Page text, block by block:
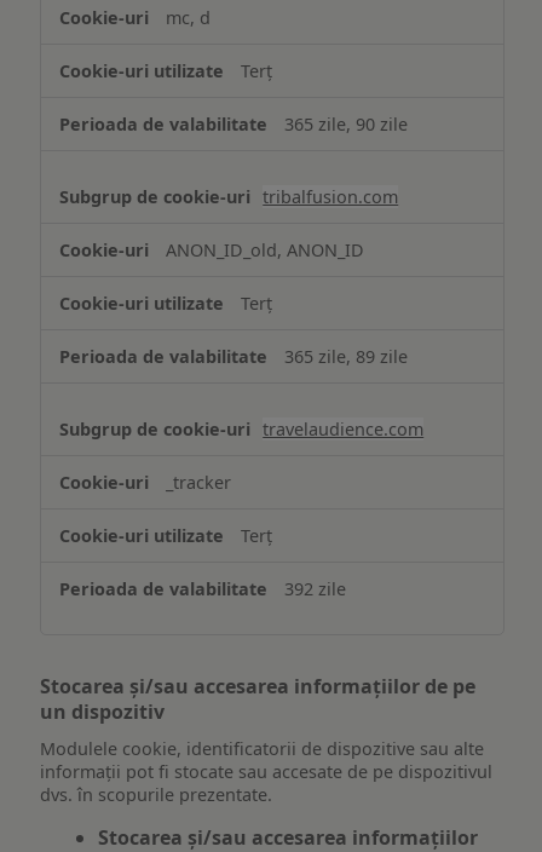
mc, d
Terț
365 zile, 90 zile
tribalfusion.com
ANON_ID_old, ANON_ID
Terț
365 zile, 89 zile
travelaudience.com
_tracker
Terț
392 zile
Stocarea și/sau accesarea informațiilor de pe
un dispozitiv
Modulele cookie, identificatorii de dispozitive sau alte
informații pot fi stocate sau accesate de pe dispozitivul
dvs. în scopurile prezentate.
Stocarea și/sau accesarea informațiilor